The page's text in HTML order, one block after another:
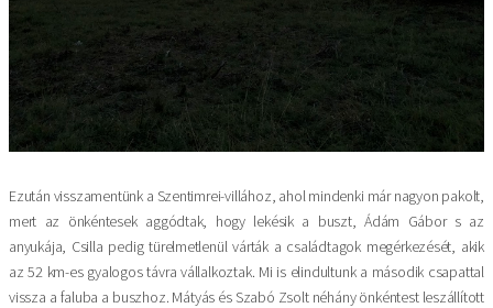
Ezután visszamentünk a Szentimrei-villához, ahol mindenki már nagyon pakolt,
mert az önkéntesek aggódtak, hogy lekésik a buszt, Ádám Gábor s az
anyukája, Csilla pedig türelmetlenül várták a családtagok megérkezését, akik
az 52 km-es gyalogos távra vállalkoztak. Mi is elindultunk a második csapattal
vissza a faluba a buszhoz. Mátyás és Szabó Zsolt néhány önkéntest leszállított